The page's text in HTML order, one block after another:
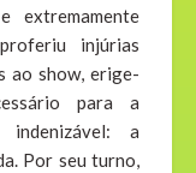
extremamente
injúrias
ao show, erige-
para a
a
Por seu turno,